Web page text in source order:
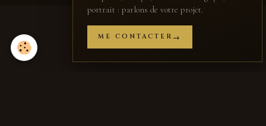
portrait : parlons de votre projet.
ME CONTACTER